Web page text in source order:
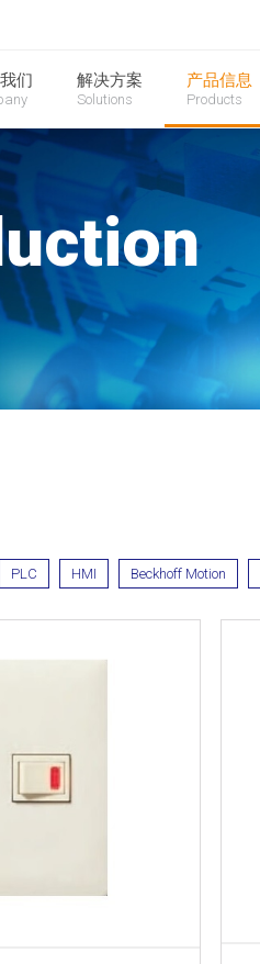
们 解决方案
Solutions
产品信息
Products
PLC HMI Beckhoff Motion